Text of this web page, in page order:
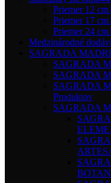
Priemer 12 cm
Priemer 17 cm
Priemer 24 cm
Medzinárodné
SAGRADA
SAGRADA
SAGRADA
SAGRADA
Produktov
SAGRADA